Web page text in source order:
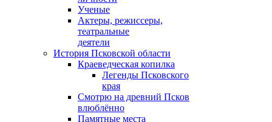
Ученые
Актеры, режиссеры,
театральные
деятели
История Псковской области
Краеведческая копилка
Легенды Псковского
края
Смотрю на древний Псков
влюблённо
Памятные места